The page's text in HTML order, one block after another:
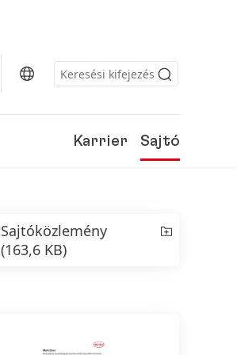
Karrier Sajtó
Sajtóközlemény
(163,6 KB)